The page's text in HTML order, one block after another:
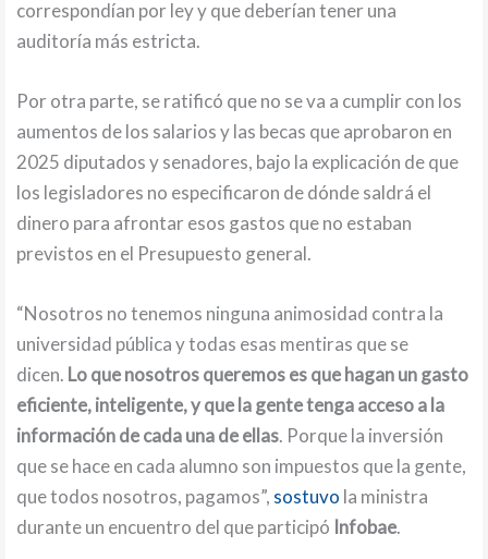
correspondían por ley y que deberían tener una
auditoría más estricta.
Por otra parte, se ratificó que no se va a cumplir con los
aumentos de los salarios y las becas que aprobaron en
2025 diputados y senadores, bajo la explicación de que
los legisladores no especificaron de dónde saldrá el
dinero para afrontar esos gastos que no estaban
previstos en el Presupuesto general.
“Nosotros no tenemos ninguna animosidad contra la
universidad pública y todas esas mentiras que se
dicen. Lo que nosotros queremos es que hagan un gasto
eficiente, inteligente, y que la gente tenga acceso a la
información de cada una de ellas. Porque la inversión
que se hace en cada alumno son impuestos que la gente,
que todos nosotros, pagamos”, sostuvo la ministra
durante un encuentro del que participó Infobae.